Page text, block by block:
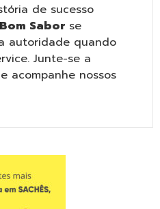
de sucesso
Sabor se
autoridade quando
Junte-se a
acompanhe nossos